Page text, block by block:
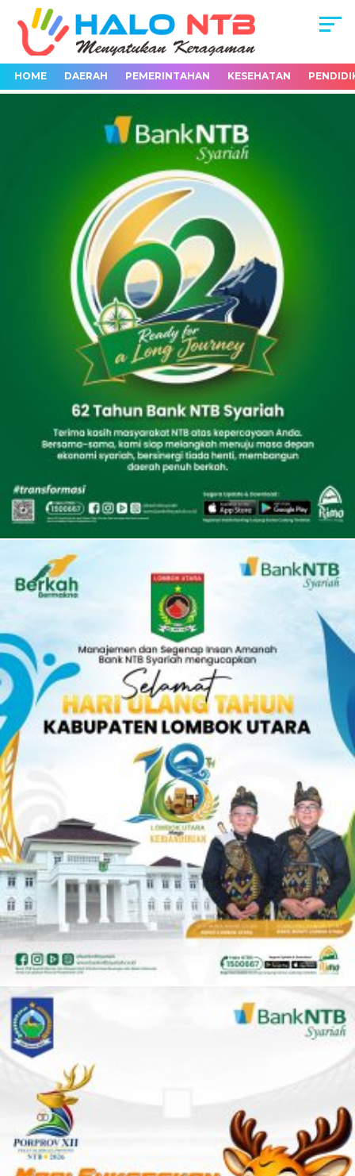
HOME DAERAH PEMERINTAHAN KESEHATAN